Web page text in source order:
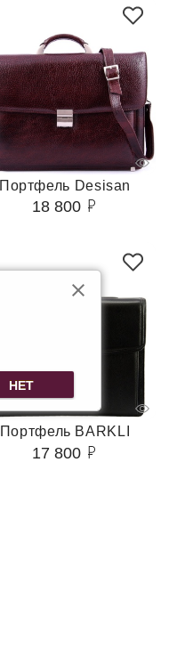
Портфель Desisan
18 800
Портфель BARKLI
17 800
НЕТ